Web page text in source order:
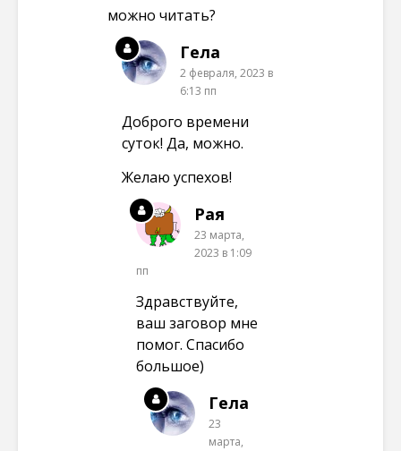
можно читать?
Гела
2 февраля, 2023 в
6:13 пп
Доброго времени
суток! Да, можно.
Желаю успехов!
Рая
23 марта,
2023 в 1:09
пп
Здравствуйте,
ваш заговор мне
помог. Спасибо
большое)
Гела
23
марта,